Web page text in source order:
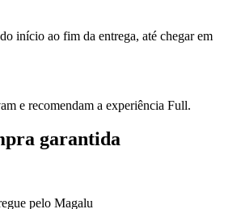
início ao fim da entrega, até chegar em
e recomendam a experiência Full.
garantida
pelo Magalu